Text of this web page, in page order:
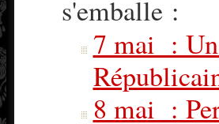
s'emballe :
7 mai : Un
8 mai :